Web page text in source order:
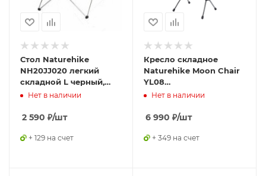
Стол Naturehike
NH20JJ020 легкий
складной L черный,
6927595763421
Нет в наличии
2 590 ₽/шт
+ 129 на счет
Кресло складное
Naturehike Moon Chair
YL08
Glamping/Camping/Travel
6927595700075
Нет в наличии
6 990 ₽/шт
+ 349 на счет